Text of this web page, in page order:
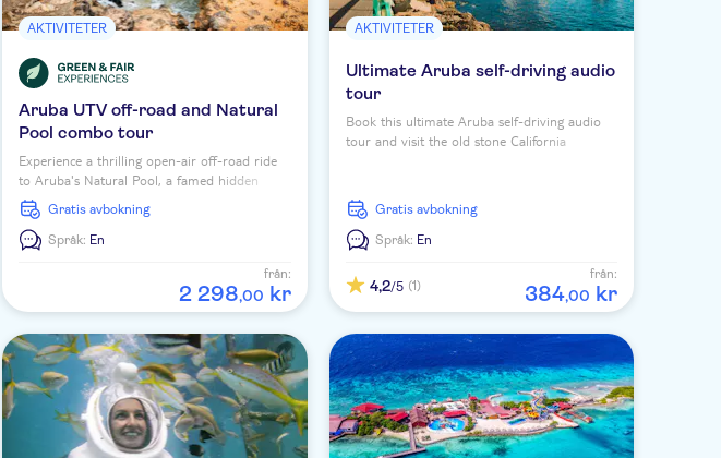
AKTIVITETER
Aruba UTV off-road and Natural
Pool combo tour
Experience a thrilling open-air off-road ride
to Aruba's Natural Pool, a famed hidden
natural wonder.
Gratis avbokning
Språk: En
från:
2 298,00 kr
AKTIVITETER
Ultimate Aruba self-driving audio
tour
Book this ultimate Aruba self-driving audio
tour and visit the old stone California
Gratis avbokning
Språk: En
4,2/5 (1)
från:
384,00 kr